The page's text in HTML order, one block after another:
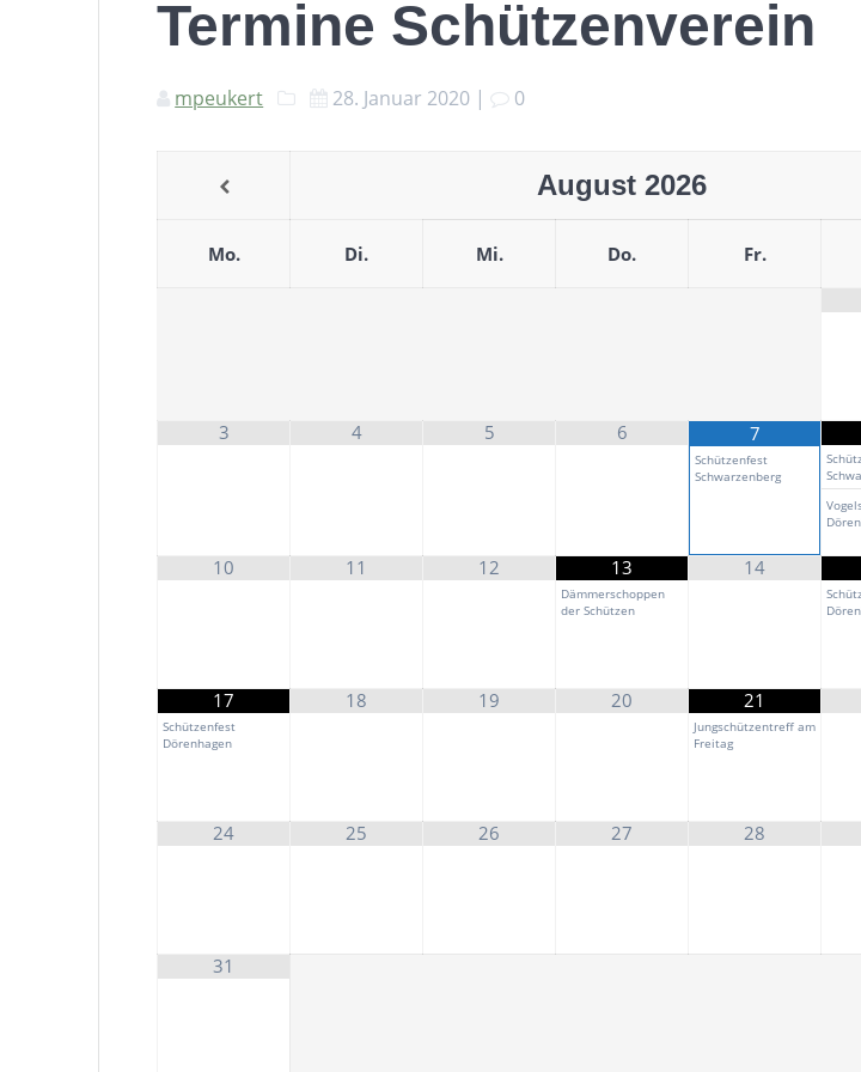
Termine Schützenverein
mpeukert 28. Januar 2020 | 0
August 2026
Mo. Di. Mi. Do. Fr.
3 4 5 6 7
Schützenfest
Schwarzenberg
10 11 12 13
Dämmerschoppen
der Schützen
14
17
Schützenfest
Dörenhagen
18 19 20 21
Jungschützentreff am
Freitag
24 25 26 27 28
31